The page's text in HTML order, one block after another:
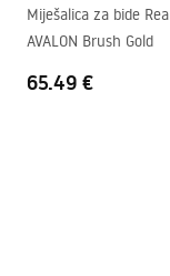
Miješalica za bide Rea
AVALON Brush Gold
65.49 €